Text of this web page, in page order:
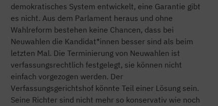
demokratisches System entwickelt, eine Garantie gibt
es nicht. Aus dem Parlament heraus und ohne
Wahlreform bestehen keine Chancen, dass bei
Neuwahlen die Kandidat*innen besser sind als beim
letzten Mal. Die Terminierung von Neuwahlen ist
verfassungsrechtlich festgelegt, sie können nicht
einfach vorgezogen werden. Der
Verfassungsgerichtshof könnte Teil einer Lösung sein.
Seine Richter sind nicht mehr so konservativ wie noch